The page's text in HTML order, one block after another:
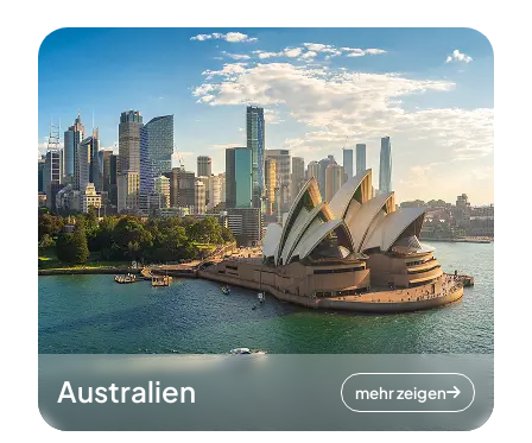
Australien mehr zeigen